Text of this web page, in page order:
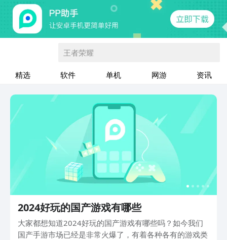
王者荣耀
精选 软件 单机 网游 资讯
2024好玩的国产游戏有哪些
大家都想知道2024好玩的国产游戏有哪些吗？如今我们
国产手游市场已经是非常火爆了，有着各种各有的游戏类